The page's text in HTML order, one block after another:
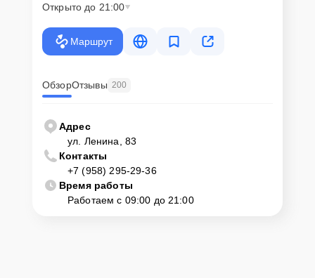
Открыто до 21:00
Маршрут
ОбзорОтзывы 200
Адрес
ул. Ленина, 83
Контакты
+7 (958) 295-29-36
Время работы
Работаем с 09:00 до 21:00